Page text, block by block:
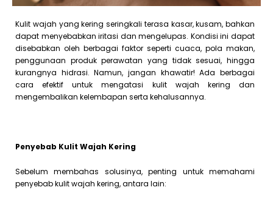
Kulit wajah yang kering seringkali terasa kasar, kusam, bahkan
dapat menyebabkan iritasi dan mengelupas. Kondisi ini dapat
disebabkan oleh berbagai faktor seperti cuaca, pola makan,
penggunaan produk perawatan yang tidak sesuai, hingga
kurangnya hidrasi. Namun, jangan khawatir! Ada berbagai
cara efektif untuk mengatasi kulit wajah kering dan
mengembalikan kelembapan serta kehalusannya.
Penyebab Kulit Wajah Kering
Sebelum membahas solusinya, penting untuk memahami
penyebab kulit wajah kering, antara lain: